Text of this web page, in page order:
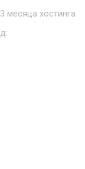
месяца хостинга